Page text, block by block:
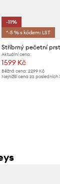
-11%
*-5 % s kódem: LST
Stříbrný pečetní
Aktuální cena:
1599 Kč
Běžná cena:2299 Kč
Nejnižší cena za